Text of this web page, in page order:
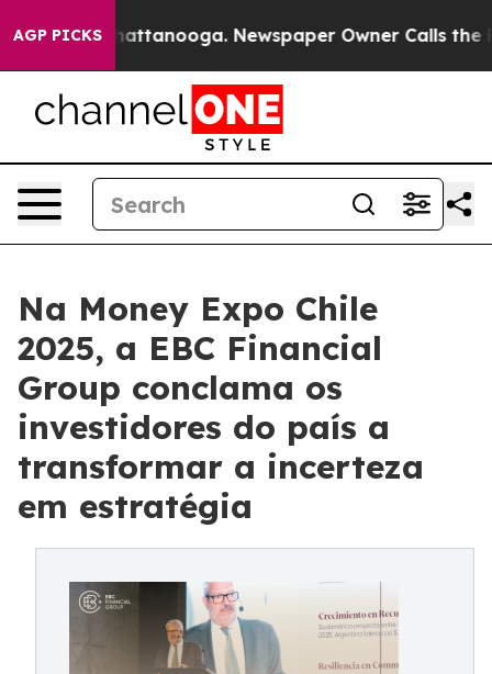
AGP PICKS
in Chattanooga. Newspaper Owner Calls the
Na Money Expo Chile
2025, a EBC Financial
Group conclama os
investidores do país a
transformar a incerteza
em estratégia